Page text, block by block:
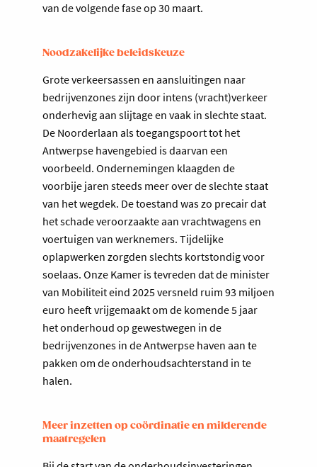
van de volgende fase op 30 maart.
Noodzakelijke beleidskeuze
Grote verkeersassen en aansluitingen naar
bedrijvenzones zijn door intens (vracht)verkeer
onderhevig aan slijtage en vaak in slechte staat.
De Noorderlaan als toegangspoort tot het
Antwerpse havengebied is daarvan een
voorbeeld. Ondernemingen klaagden de
voorbije jaren steeds meer over de slechte staat
van het wegdek. De toestand was zo precair dat
het schade veroorzaakte aan vrachtwagens en
voertuigen van werknemers. Tijdelijke
oplapwerken zorgden slechts kortstondig voor
soelaas. Onze Kamer is tevreden dat de minister
van Mobiliteit eind 2025 versneld ruim 93 miljoen
euro heeft vrijgemaakt om de komende 5 jaar
het onderhoud op gewestwegen in de
bedrijvenzones in de Antwerpse haven aan te
pakken om de onderhoudsachterstand in te
halen.
Meer inzetten op coördinatie en milderende
maatregelen